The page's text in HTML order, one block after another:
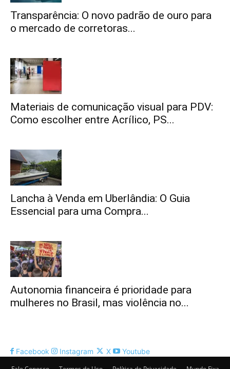
Transparência: O novo padrão de ouro para
o mercado de corretoras...
Materiais de comunicação visual para PDV:
Como escolher entre Acrílico, PS...
Lancha à Venda em Uberlândia: O Guia
Essencial para uma Compra...
Autonomia financeira é prioridade para
mulheres no Brasil, mas violência no...
Facebook Instagram X
Youtube